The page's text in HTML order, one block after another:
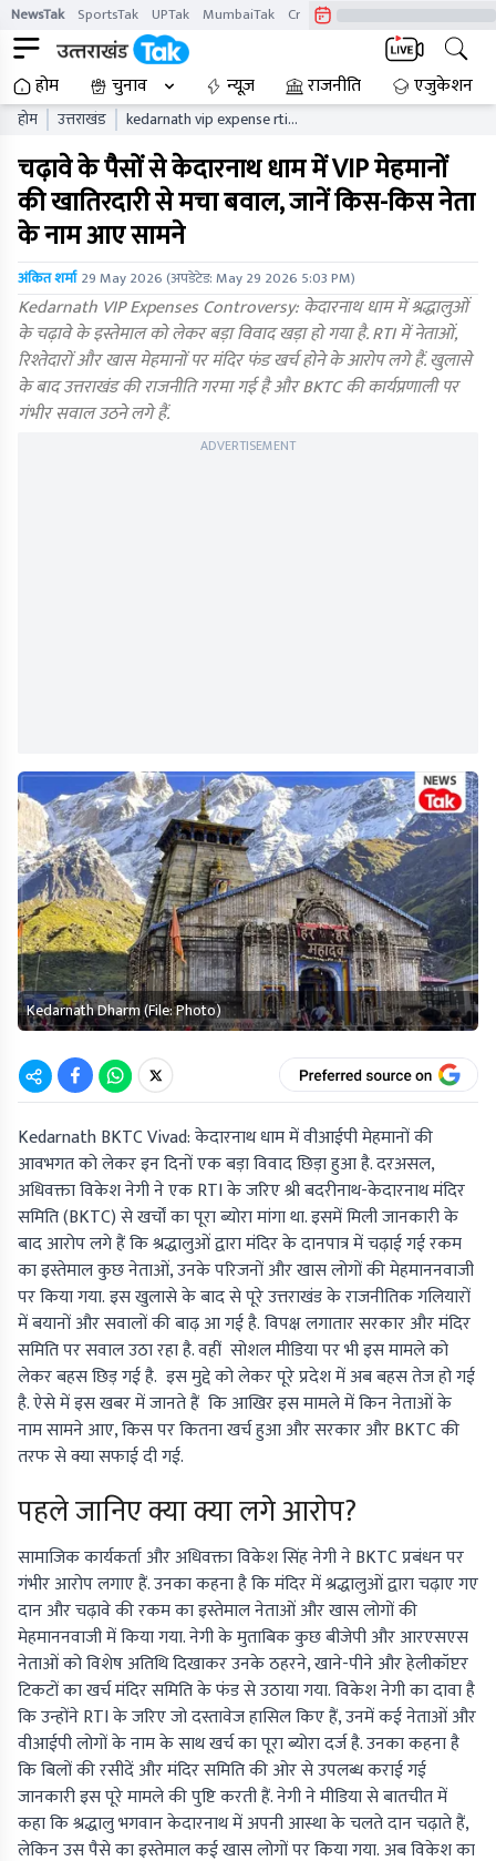
NewsTak SportsTak UPTak MumbaiTak CrimeTak
होम चुनाव न्यूज़ राजनीति एजुकेशन
होम उत्तराखंड
kedarnath vip expense rti
uttarakhand
चढ़ावे के पैसों से केदारनाथ धाम में VIP मेहमानों
की खातिरदारी से मचा बवाल, जानें किस-किस नेता
के नाम आए सामने
अंकित शर्मा 29 May 2026(अपडेटेड:May 29 2026 5:03 PM)
Kedarnath VIP Expenses Controversy: केदारनाथ धाम में श्रद्धालुओं
के चढ़ावे के इस्तेमाल को लेकर बड़ा विवाद खड़ा हो गया है. RTI में नेताओं,
रिश्तेदारों और खास मेहमानों पर मंदिर फंड खर्च होने के आरोप लगे हैं. खुलासे
के बाद उत्तराखंड की राजनीति गरमा गई है और BKTC की कार्यप्रणाली पर
गंभीर सवाल उठने लगे हैं.
ADVERTISEMENT
Kedarnath Dharm (File: Photo)
Kedarnath BKTC Vivad: केदारनाथ धाम में वीआईपी मेहमानों की
आवभगत को लेकर इन दिनों एक बड़ा विवाद छिड़ा हुआ है. दरअसल,
अधिवक्ता विकेश नेगी ने एक RTI के जरिए श्री बदरीनाथ-केदारनाथ मंदिर
समिति (BKTC) से खर्चों का पूरा ब्योरा मांगा था. इसमें मिली जानकारी के
बाद आरोप लगे हैं कि श्रद्धालुओं द्वारा मंदिर के दानपात्र में चढ़ाई गई रकम
का इस्तेमाल कुछ नेताओं, उनके परिजनों और खास लोगों की मेहमाननवाजी
पर किया गया. इस खुलासे के बाद से पूरे उत्तराखंड के राजनीतिक गलियारों
में बयानों और सवालों की बाढ़ आ गई है. विपक्ष लगातार सरकार और मंदिर
समिति पर सवाल उठा रहा है. वहीं सोशल मीडिया पर भी इस मामले को
लेकर बहस छिड़ गई है. इस मुद्दे को लेकर पूरे प्रदेश में अब बहस तेज हो गई
है. ऐसे में इस खबर में जानते हैं कि आखिर इस मामले में किन नेताओं के
नाम सामने आए, किस पर कितना खर्च हुआ और सरकार और BKTC की
तरफ से क्या सफाई दी गई.
पहले जानिए क्या क्या लगे आराेप?
सामाजिक कार्यकर्ता और अधिवक्ता विकेश सिंह नेगी ने BKTC प्रबंधन पर
गंभीर आरोप लगाए हैं. उनका कहना है कि मंदिर में श्रद्धालुओं द्वारा चढ़ाए गए
दान और चढ़ावे की रकम का इस्तेमाल नेताओं और खास लोगों की
मेहमाननवाजी में किया गया. नेगी के मुताबिक कुछ बीजेपी और आरएसएस
नेताओं को विशेष अतिथि दिखाकर उनके ठहरने, खाने-पीने और हेलीकॉप्टर
टिकटों का खर्च मंदिर समिति के फंड से उठाया गया. विकेश नेगी का दावा है
कि उन्होंने RTI के जरिए जो दस्तावेज हासिल किए हैं, उनमें कई नेताओं और
वीआईपी लोगों के नाम के साथ खर्च का पूरा ब्योरा दर्ज है. उनका कहना है
कि बिलों की रसीदें और मंदिर समिति की ओर से उपलब्ध कराई गई
जानकारी इस पूरे मामले की पुष्टि करती हैं. नेगी ने मीडिया से बातचीत में
कहा कि श्रद्धालु भगवान केदारनाथ में अपनी आस्था के चलते दान चढ़ाते हैं,
लेकिन उस पैसे का इस्तेमाल कई खास लोगों पर किया गया. अब विकेश का